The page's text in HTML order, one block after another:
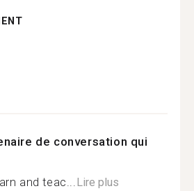
de conversation qui
and teac...Lire plus